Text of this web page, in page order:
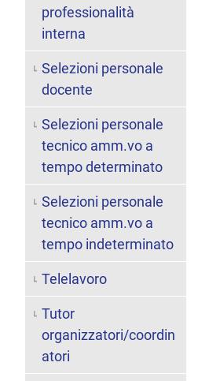
professionalità
interna
Selezioni personale
docente
Selezioni personale
tecnico amm.vo a
tempo determinato
Selezioni personale
tecnico amm.vo a
tempo indeterminato
Telelavoro
Tutor
organizzatori/coordin
atori